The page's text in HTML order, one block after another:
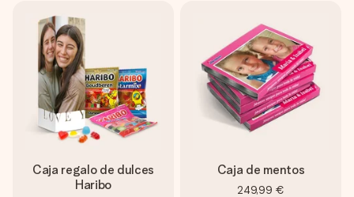
Caja regalo de dulces
Haribo
Caja de mentos
249,99 €